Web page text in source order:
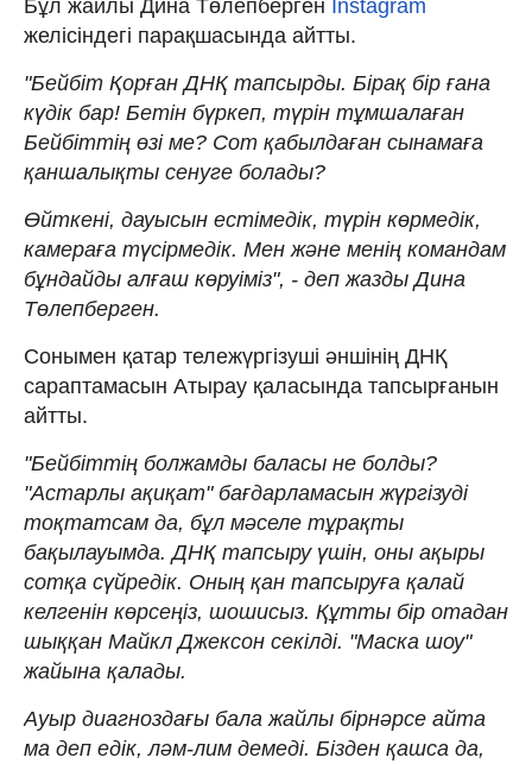
Бұл жайлы Дина Төлепберген Instagram
желісіндегі парақшасында айтты.
"Бейбіт Қорған ДНҚ тапсырды. Бірақ бір ғана
күдік бар! Бетін бүркеп, түрін тұмшалаған
Бейбіттің өзі ме? Сот қабылдаған сынамаға
қаншалықты сенуге болады?
Өйткені, дауысын естімедік, түрін көрмедік,
камераға түсірмедік. Мен және менің командам
бұндайды алғаш көруіміз", - деп жазды Дина
Төлепберген.
Сонымен қатар тележүргізуші әншінің ДНҚ
сараптамасын Атырау қаласында тапсырғанын
айтты.
"Бейбіттің болжамды баласы не болды?
"Астарлы ақиқат" бағдарламасын жүргізуді
тоқтатсам да, бұл мәселе тұрақты
бақылауымда. ДНҚ тапсыру үшін, оны ақыры
сотқа сүйредік. Оның қан тапсыруға қалай
келгенін көрсеңіз, шошисыз. Құтты бір отадан
шыққан Майкл Джексон секілді. "Маска шоу"
жайына қалады.
Ауыр диагноздағы бала жайлы бірнәрсе айта
ма деп едік, ләм-лим демеді. Бізден қашса да,